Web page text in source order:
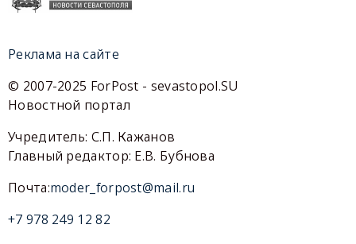
Реклама на сайте
© 2007-2025 ForPost - sevastopol.SU
Новостной портал
Учредитель: С.П. Кажанов
Главный редактор: Е.В. Бубнова
Почта:moder_forpost@mail.ru
+7 978 249 12 82